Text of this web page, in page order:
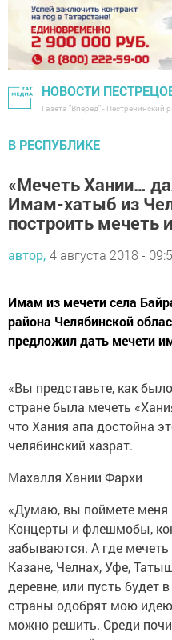
НОВОСТИ
Газета "Вперед" - Пестречинский
В РЕСПУБЛИКЕ
«Мечеть Хании…
Имам-хатыб из
построить мечеть
автор, 4 августа 2018 -
Имам из мечети села
района Челябинской
предложил дать мечети
«Вы представьте, как
стране была мечеть
что Хания апа достойна
челябинский хазрат.
Махалля Хании Фархи
«Думаю, вы поймете меня
Концерты и флешмобы,
забываются. А где
Казане, Челнах, Уфе,
деревне, или пусть
страны одобрят мою
можно решить. Среди